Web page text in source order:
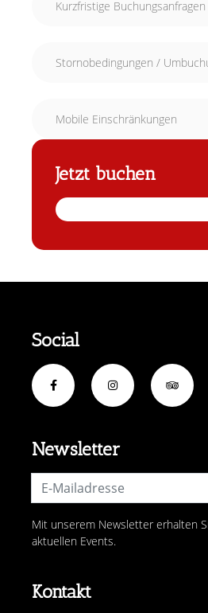
Kurzfristige Buchungsanfragen
Stornobedingungen /
Mobile Einschränkungen
Jetzt buchen
Kontakt
Newsletter
Mit unserem Newsletter erhalten
aktuellen Events.
Social